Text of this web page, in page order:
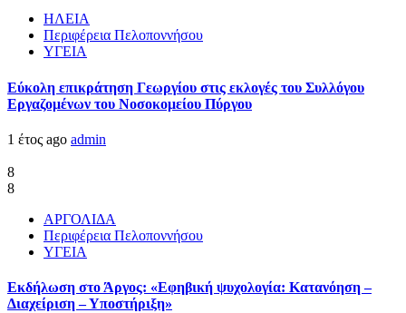
ΗΛΕΙΑ
Περιφέρεια Πελοποννήσου
ΥΓΕΙΑ
Εύκολη επικράτηση Γεωργίου στις εκλογές του Συλλόγου
Εργαζομένων του Νοσοκομείου Πύργου
1 έτος ago admin
8
8
ΑΡΓΟΛΙΔΑ
Περιφέρεια Πελοποννήσου
ΥΓΕΙΑ
Εκδήλωση στο Άργος: «Εφηβική ψυχολογία: Κατανόηση –
Διαχείριση – Υποστήριξη»